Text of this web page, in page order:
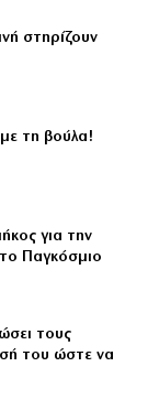
στηρίζουν
τη βούλα!
για την
Παγκόσμιο
τους
του ώστε να